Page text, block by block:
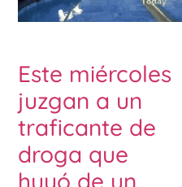
Este miércoles
juzgan a un
traficante de
droga que
huyó de un